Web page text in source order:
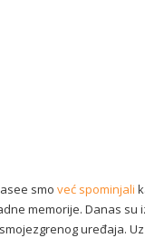
smo već spominjali
memorije. Danas su
uređaja.